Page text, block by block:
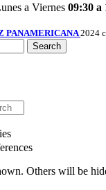
a Viernes 09:30 a
PANAMERICANA2024
Search
Others will be